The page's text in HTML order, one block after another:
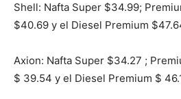
Shell: Nafta Super $34.99;
$40.69 y el Diesel Premium
Axion: Nafta Super $34.27 ;
$ 39.54 y el Diesel Premium $